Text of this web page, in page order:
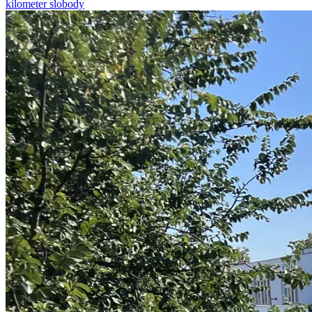
kilometer slobody